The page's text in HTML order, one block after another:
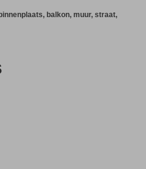
balkon, muur, straat,